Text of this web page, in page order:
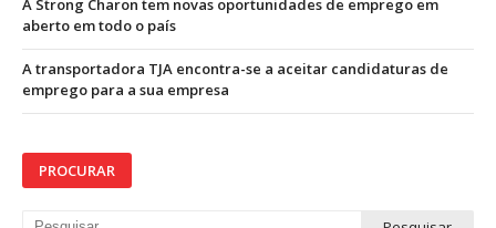
A Strong Charon tem novas oportunidades de emprego em
aberto em todo o país
A transportadora TJA encontra-se a aceitar candidaturas de
emprego para a sua empresa
PROCURAR